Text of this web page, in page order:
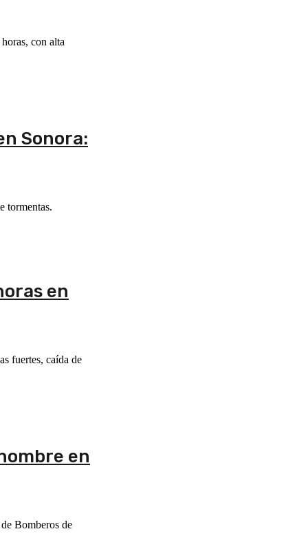
con alta
Sonora:
tormentas.
en
fuertes, caída de
en
Bomberos de